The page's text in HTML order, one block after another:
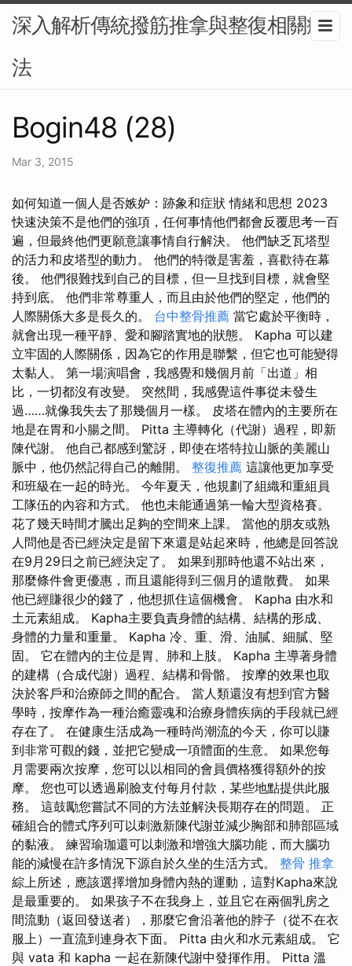
深入解析傳統撥筋推拿與整復相關療
法
Bogin48 (28)
Mar 3, 2015
如何知道一個人是否嫉妒：跡象和症狀 情緒和思想 2023
快速決策不是他們的強項，任何事情他們都會反覆思考一百
遍，但最終他們更願意讓事情自行解決。 他們缺乏瓦塔型
的活力和皮塔型的動力。 他們的特徵是害羞，喜歡待在幕
後。 他們很難找到自己的目標，但一旦找到目標，就會堅
持到底。 他們非常尊重人，而且由於他們的堅定，他們的
人際關係大多是長久的。 台中整骨推薦 當它處於平衡時，
就會出現一種平靜、愛和腳踏實地的狀態。 Kapha 可以建
立牢固的人際關係，因為它的作用是聯繫，但它也可能變得
太黏人。 第一場演唱會，我感覺和幾個月前「出道」相
比，一切都沒有改變。 突然間，我感覺這件事從未發生
過……就像我失去了那幾個月一樣。 皮塔在體內的主要所在
地是在胃和小腸之間。 Pitta 主導轉化（代謝）過程，即新
陳代謝。 他自己都感到驚訝，即使在塔特拉山脈的美麗山
脈中，他仍然記得自己的離開。 整復推薦 這讓他更加享受
和班級在一起的時光。 今年夏天，他規劃了組織和重組員
工隊伍的內容和方式。 他也未能通過第一輪大型資格賽。
花了幾天時間才騰出足夠的空間來上課。 當他的朋友或熟
人問他是否已經決定是留下來還是站起來時，他總是回答說
在9月29日之前已經決定了。 如果到那時他還不站出來，
那麼條件會更優惠，而且還能得到三個月的遣散費。 如果
他已經賺很少的錢了，他想抓住這個機會。 Kapha 由水和
土元素組成。 Kapha主要負責身體的結構、結構的形成、
身體的力量和重量。 Kapha 冷、重、滑、油膩、細膩、堅
固。 它在體內的主位是胃、肺和上肢。 Kapha 主導著身體
的建構（合成代謝）過程、結構和骨骼。 按摩的效果也取
決於客戶和治療師之間的配合。 當人類還沒有想到官方醫
學時，按摩作為一種治癒靈魂和治療身體疾病的手段就已經
存在了。 在健康生活成為一種時尚潮流的今天，你可以賺
到非常可觀的錢，並把它變成一項體面的生意。 如果您每
月需要兩次按摩，您可以以相同的會員價格獲得額外的按
摩。 您也可以透過刷臉支付每月付款，某些地點提供此服
務。 這鼓勵您嘗試不同的方法並解決長期存在的問題。 正
確組合的體式序列可以刺激新陳代謝並減少胸部和肺部區域
的黏液。 練習瑜珈還可以刺激和增強大腦功能，而大腦功
能的減慢在許多情況下源自於久坐的生活方式。 整骨 推拿
綜上所述，應該選擇增加身體內熱的運動，這對Kapha來說
是最重要的。 如果孩子不在我身上，並且它在兩個乳房之
間流動（返回發送者），那麼它會沿著他的脖子（從不在衣
服上）一直流到連身衣下面。 Pitta 由火和水元素組成。 它
與 vata 和 kapha 一起在新陳代謝中發揮作用。 Pitta 溫